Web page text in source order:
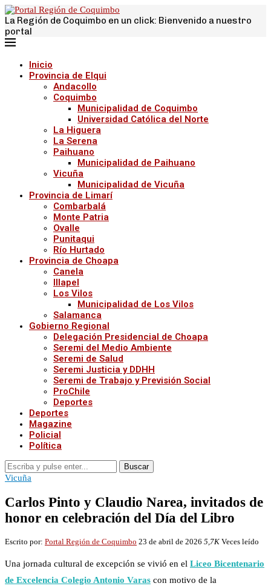
La Región de Coquimbo en un click: Bienvenido a nuestro
portal
Inicio
Provincia de Elqui
Andacollo
Coquimbo
Municipalidad de Coquimbo
Universidad Católica del Norte
La Higuera
La Serena
Paihuano
Municipalidad de Paihuano
Vicuña
Municipalidad de Vicuña
Provincia de Limarí
Combarbalá
Monte Patria
Ovalle
Punitaqui
Río Hurtado
Provincia de Choapa
Canela
Illapel
Los Vilos
Municipalidad de Los Vilos
Salamanca
Gobierno Regional
Delegación Presidencial de Choapa
Seremi del Medio Ambiente
Seremi de Salud
Seremi Justicia y DDHH
Seremi de Trabajo y Previsión Social
ProChile
Deportes
Deportes
Magazine
Policial
Política
Buscar
Vicuña
Carlos Pinto y Claudio Narea, invitados de
honor en celebración del Día del Libro
Escrito por: Portal Región de Coquimbo 23 de abril de 2026 5,7K Veces leído
Una jornada cultural de excepción se vivió en el Liceo Bicentenario
de Excelencia Colegio Antonio Varas con motivo de la